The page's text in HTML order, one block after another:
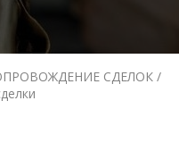
СДЕЛОК